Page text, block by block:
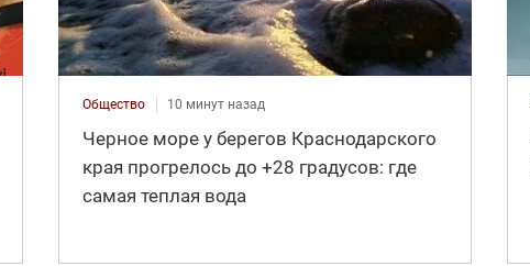
Общество 10 минут назад
Черное море у берегов Краснодарского
края прогрелось до +28 градусов: где
самая теплая вода